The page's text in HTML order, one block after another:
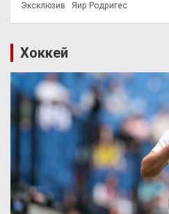
Эксклюзив Яир Родригес
Хоккей